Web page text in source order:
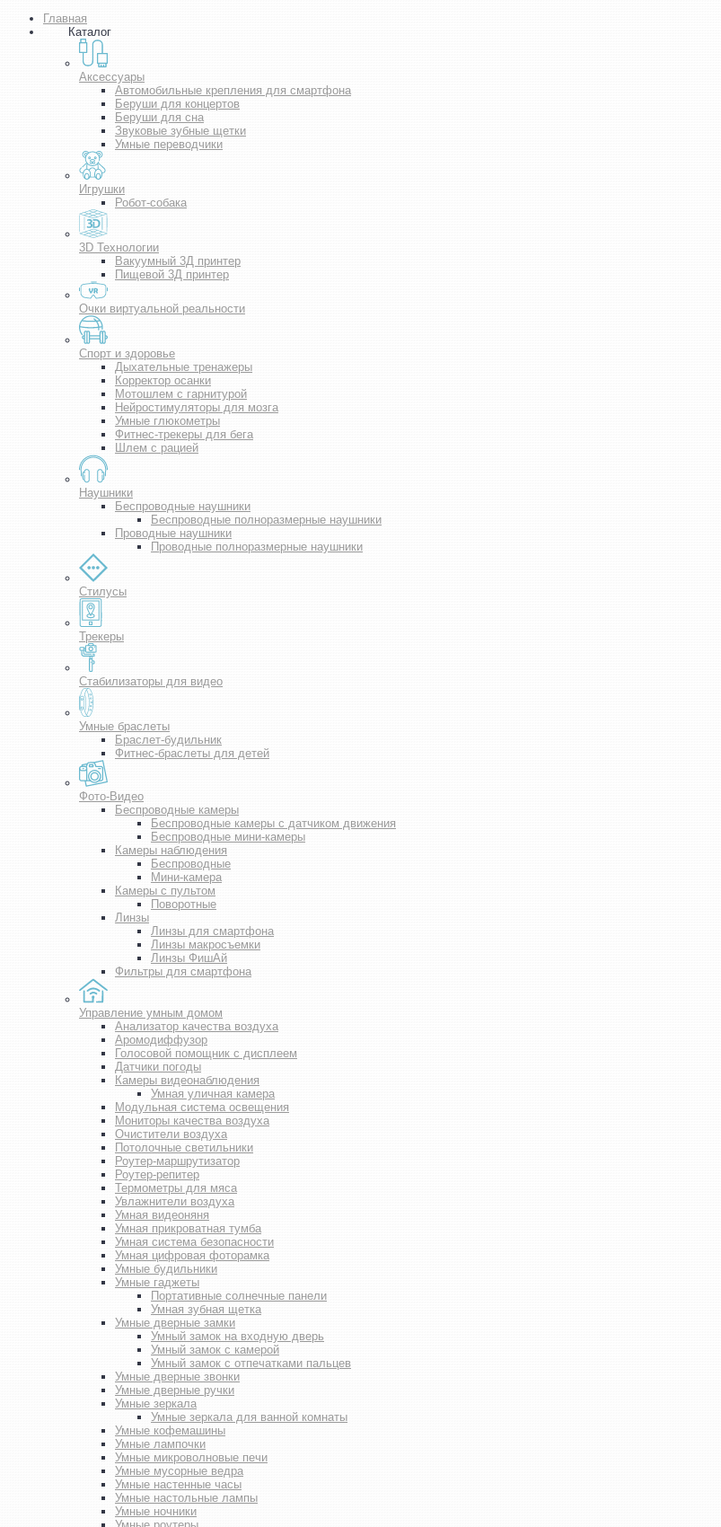
Главная
Каталог
Аксессуары
Автомобильные крепления для смартфона
Беруши для концертов
Беруши для сна
Звуковые зубные щетки
Умные переводчики
Игрушки
Робот-собака
3D Технологии
Вакуумный 3Д принтер
Пищевой 3Д принтер
Очки виртуальной реальности
Спорт и здоровье
Дыхательные тренажеры
Корректор осанки
Мотошлем с гарнитурой
Нейростимуляторы для мозга
Умные глюкометры
Фитнес-трекеры для бега
Шлем с рацией
Наушники
Беспроводные наушники
Беспроводные полноразмерные наушники
Проводные наушники
Проводные полноразмерные наушники
Стилусы
Трекеры
Стабилизаторы для видео
Умные браслеты
Браслет-будильник
Фитнес-браслеты для детей
Фото-Видео
Беспроводные камеры
Беспроводные камеры с датчиком движения
Беспроводные мини-камеры
Камеры наблюдения
Беспроводные
Мини-камера
Камеры с пультом
Поворотные
Линзы
Линзы для смартфона
Линзы макросъемки
Линзы ФишАй
Фильтры для смартфона
Управление умным домом
Анализатор качества воздуха
Аромодиффузор
Голосовой помощник с дисплеем
Датчики погоды
Камеры видеонаблюдения
Умная уличная камера
Модульная система освещения
Мониторы качества воздуха
Очистители воздуха
Потолочные светильники
Роутер-маршрутизатор
Роутер-репитер
Термометры для мяса
Увлажнители воздуха
Умная видеоняня
Умная прикроватная тумба
Умная система безопасности
Умная цифровая фоторамка
Умные будильники
Умные гаджеты
Портативные солнечные панели
Умная зубная щетка
Умные дверные замки
Умный замок на входную дверь
Умный замок с камерой
Умный замок с отпечатками пальцев
Умные дверные звонки
Умные дверные ручки
Умные зеркала
Умные зеркала для ванной комнаты
Умные кофемашины
Умные лампочки
Умные микроволновые печи
Умные мусорные ведра
Умные настенные часы
Умные настольные лампы
Умные ночники